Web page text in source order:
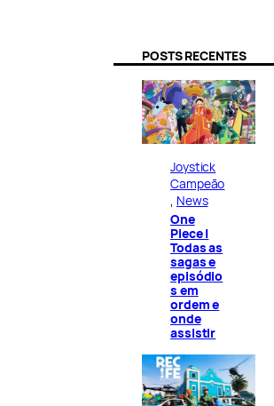
POSTS RECENTES
Joystick
Campeão
News
One
Piece |
Todas as
sagas e
episódio
s em
ordem e
onde
assistir